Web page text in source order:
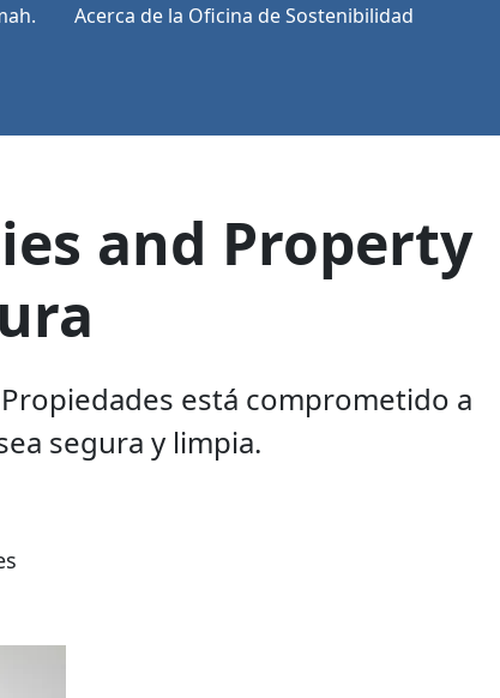
Acerca de la Oficina de Sostenibilidad
and Property
está comprometido a
segura y limpia.